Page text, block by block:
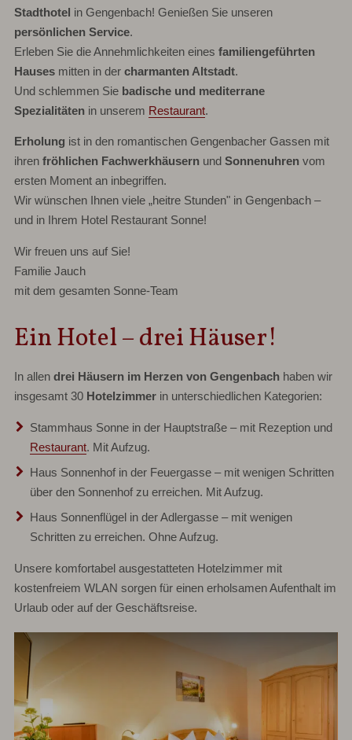
Stadthotel in Gengenbach! Genießen Sie unseren
persönlichen Service.
Erleben Sie die Annehmlichkeiten einesfamiliengeführten
Hauses mitten in dercharmanten Altstadt.
Und schlemmen Sie badische und mediterrane
Spezialitäten in unserem Restaurant.
Erholung ist in den romantischen Gengenbacher Gassen mit
ihrenfröhlichen Fachwerkhäusern undSonnenuhren vom
ersten Moment an inbegriffen.
Wir wünschen Ihnen viele „heitre Stunden" in Gengenbach –
und in Ihrem Hotel Restaurant Sonne!
Wir freuen uns auf Sie!
Familie Jauch
mit dem gesamten Sonne-Team
Ein Hotel – drei Häuser!
In allendrei Häusern im Herzen von Gengenbach haben wir
insgesamt 30 Hotelzimmer in unterschiedlichen Kategorien:
Stammhaus Sonnein der Hauptstraße – mit Rezeption und
Restaurant. Mit Aufzug.
Haus Sonnenhofin der Feuergasse – mit wenigen Schritten
über den Sonnenhof zu erreichen. Mit Aufzug.
Haus Sonnenflügel in der Adlergasse – mit wenigen
Schritten zu erreichen. Ohne Aufzug.
Unsere komfortabel ausgestatteten Hotelzimmer mit
kostenfreiem WLAN sorgen für einen erholsamen Aufenthalt im
Urlaub oder auf der Geschäftsreise.